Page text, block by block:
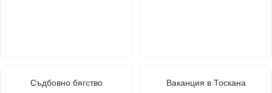
Съдбовно бягство Ваканция в Тоскана